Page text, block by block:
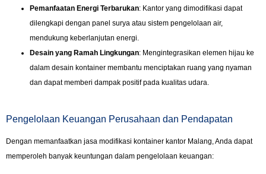
Pemanfaatan Energi Terbarukan: Kantor yang dimodifikasi dapat
dilengkapi dengan panel surya atau sistem pengelolaan air,
mendukung keberlanjutan energi.
Desain yang Ramah Lingkungan: Mengintegrasikan elemen hijau ke
dalam desain kontainer membantu menciptakan ruang yang nyaman
dan dapat memberi dampak positif pada kualitas udara.
Pengelolaan Keuangan Perusahaan dan Pendapatan
Dengan memanfaatkan jasa modifikasi kontainer kantor Malang, Anda dapat
memperoleh banyak keuntungan dalam pengelolaan keuangan: